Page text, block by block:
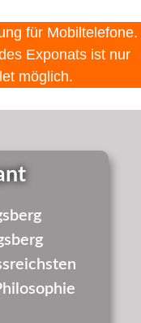
für Mobiltelefone.
Exponats ist nur
möglich.